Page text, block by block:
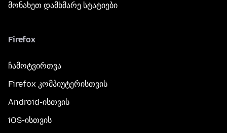
მონახეთ დამხმარე სტატიები
Firefox
ჩამოტვირთვა
Firefox კომპიუტერისთვის
Android-ისთვის
iOS-ისთვის